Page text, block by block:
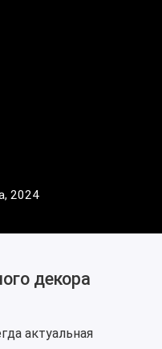
2024
декора
актуальная